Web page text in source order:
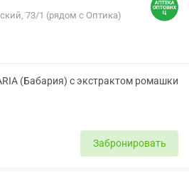
73/1 (рядом с Оптика)
(Бабария) с экстрактом ромашки
Забронировать